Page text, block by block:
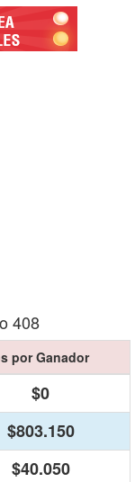
408
por Ganador
$0
$803.150
$40.050